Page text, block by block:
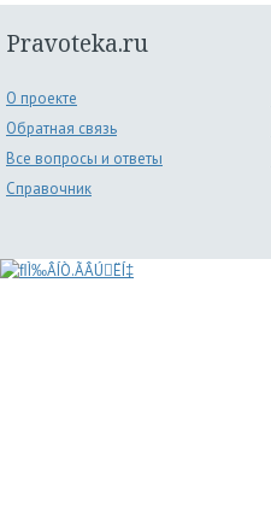
Pravoteka.ru
О проекте
Обратная связь
Все вопросы и ответы
Справочник